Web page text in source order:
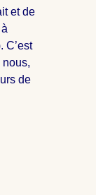
et de
C’est
nous,
de